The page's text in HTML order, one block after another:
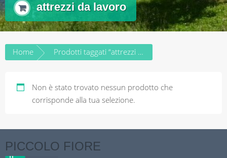
attrezzi da lavoro
Home Prodotti taggati “attrezzi da lavoro”
Non è stato trovato nessun prodotto che
corrisponde alla tua selezione.
PICCOLO FIORE